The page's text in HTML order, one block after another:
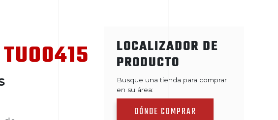
TUO0415
LOCALIZADOR DE
PRODUCTO
Busque una tienda para comprar
en su área:
DÓNDE COMPRAR